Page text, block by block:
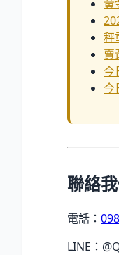
黃
秤
賣
今
今
聯絡
電話：
LINE：